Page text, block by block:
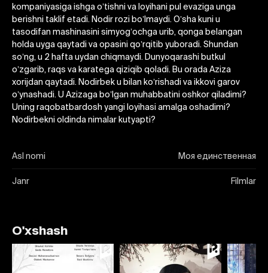
kompaniyasiga ishga oʼtishni va loyihani pul evaziga unga
berishni taklif etadi. Nodir rozi boʼlmaydi. Oʼsha kuni u
tasodifan mashinasini simyogʼochga urib, qonga belangan
holda uyga qaytadi va opasini qoʼrqitib yuboradi. Shundan
soʼng, u 2 hafta uydan chiqmaydi. Dunyoqarashi butkul
oʼzgarib, raqs va karatega qiziqib qoladi. Bu orada Аziza
xorijdan qaytadi. Nodirbek u bilan koʼrishadi va ikkovi garov
oʼynashadi. U Аzizaga boʼlgan muhabbatini oshkor qiladimi?
Uning raqobatbardosh yangi loyihasi amalga oshadimi?
Nodirbekni oldinda nimalar kutyapti?
Asl nomi Моя единственная
Janr Filmlar
O'xshash